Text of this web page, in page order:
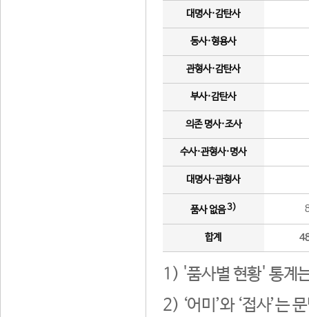
대명사·감탄사
동사·형용사
관형사·감탄사
부사·감탄사
의존 명사·조사
수사·관형사·명사
대명사·관형사
품사 없음3)
합계
1) '품사별 현황' 통계
2) ‘어미’와 ‘접사’는